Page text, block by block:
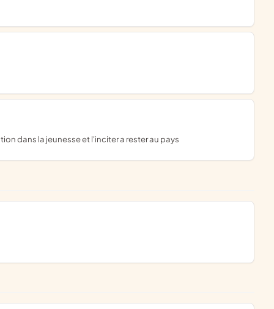
dans la jeunesse et l'inciter a rester au pays